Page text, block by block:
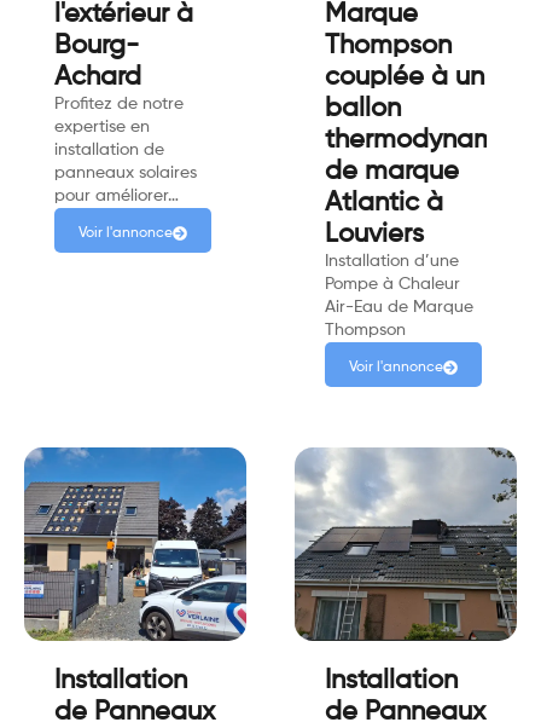
l'extérieur à
Bourg-
Achard
Profitez de notre
expertise en
installation de
panneaux solaires
pour améliorer…
Voir l'annonce
Marque
Thompson
couplée à un
ballon
de marque
Atlantic à
Louviers
Installation d’une
Pompe à Chaleur
Air-Eau de Marque
Thompson
Voir l'annonce
Installation
de Panneaux
Installation
de Panneaux